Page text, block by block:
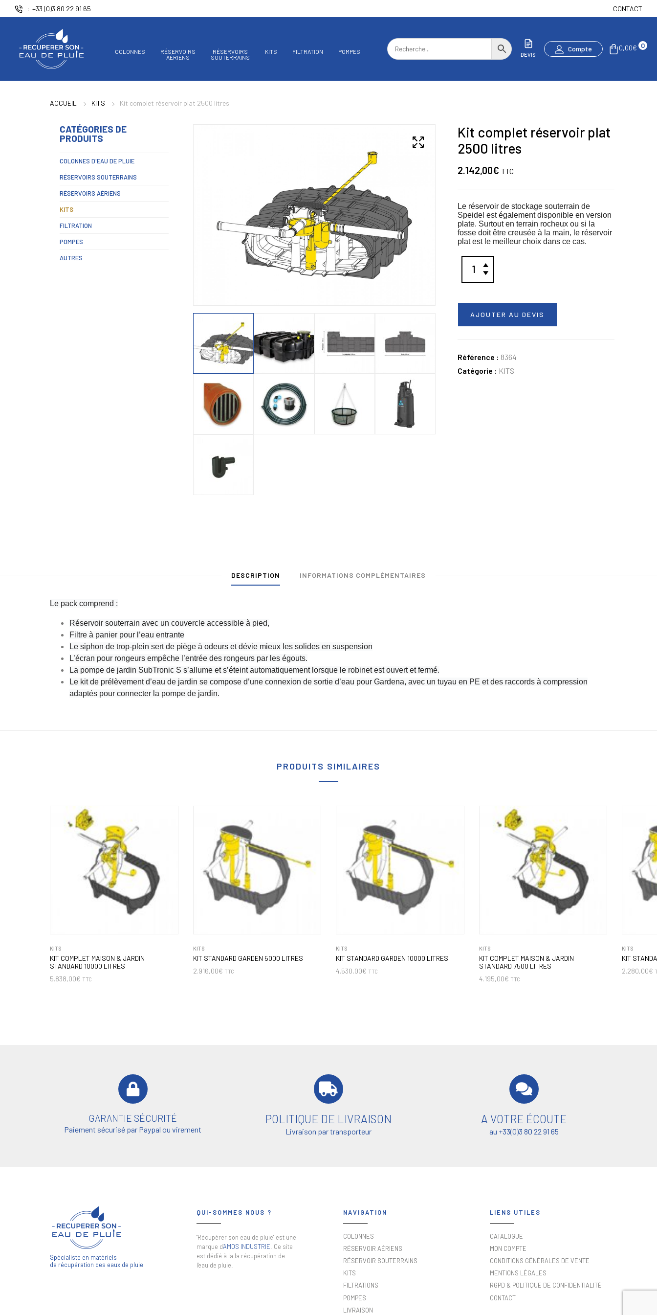
+33 (0)3 80 22 91 65 CONTACT
COLONNES
RÉSERVOIRS
AÉRIENS
RÉSERVOIRS
SOUTERRAINS
KITS FILTRATION POMPES DEVIS
Compte 0,00€ 0
ACCUEIL KITS Kit complet réservoir plat 2500 litres
Kit complet réservoir plat
2500 litres
2.142,00€ TTC
Le réservoir de stockage souterrain de
Speidel est également disponible en version
plate. Surtout en terrain rocheux ou si la
fosse doit être creusée à la main, le réservoir
plat est le meilleur choix dans ce cas.
AJOUTER AU DEVIS
Référence : 8364
Catégorie : KITS
CATÉGORIES DE
PRODUITS
COLONNES D'EAU DE PLUIE
RÉSERVOIRS SOUTERRAINS
RÉSERVOIRS AÉRIENS
KITS
FILTRATION
POMPES
AUTRES
DESCRIPTION INFORMATIONS COMPLÉMENTAIRES
Le pack comprend :
Réservoir souterrain avec un couvercle accessible à pied,
Filtre à panier pour l’eau entrante
Le siphon de trop-plein sert de piège à odeurs et dévie mieux les solides en suspension
L’écran pour rongeurs empêche l’entrée des rongeurs par les égouts.
La pompe de jardin SubTronic S s’allume et s’éteint automatiquement lorsque le robinet est ouvert et fermé.
Le kit de prélèvement d’eau de jardin se compose d’une connexion de sortie d’eau pour Gardena, avec un tuyau en PE et des raccords à compression
adaptés pour connecter la pompe de jardin.
PRODUITS SIMILAIRES
KITS
KIT COMPLET MAISON & JARDIN
STANDARD 10000 LITRES
5.838,00€ TTC
KITS
KIT STANDARD GARDEN 5000 LITRES
2.916,00€ TTC
KITS
KIT STANDARD GARDEN 10000 LITRES
4.530,00€ TTC
KITS
KIT COMPLET MAISON & JARDIN
STANDARD 7500 LITRES
4.195,00€ TTC
KITS
KIT
2.280,00€
GARANTIE SÉCURITÉ
Paiement sécurisé par Paypal ou virement
POLITIQUE DE LIVRAISON
Livraison par transporteur
A VOTRE ÉCOUTE
au +33(0)3 80 22 91 65
Spécialiste en matériels
de récupération des eaux de pluie
QUI-SOMMES NOUS ?
"Récupérer son eau de pluie" est une
marque d'AMOS INDUSTRIE . Ce site
est dédié à la la récupération de
l'eau de pluie.
NAVIGATION
COLONNES
RÉSERVOIR AÉRIENS
RÉSERVOIR SOUTERRAINS
KITS
FILTRATIONS
POMPES
LIVRAISON
LIENS UTILES
CATALOGUE
MON COMPTE
CONDITIONS GÉNÉRALES DE VENTE
MENTIONS LÉGALES
RGPD & POLITIQUE DE CONFIDENTIALITÉ
CONTACT
Panneau de gestion des cookies